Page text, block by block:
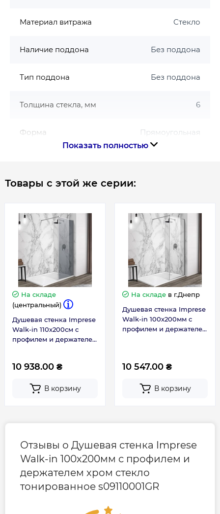
Материал витража Стекло
Наличие поддона Без поддона
Тип поддона Без поддона
Толщина стекла, мм 6
Форма Прямоугольная
Страна производства
Габариты, размеры, вес
Высота, см
Длина, см 100
Габариты
Гарантия
Гарантия производителя, мес
Показать полностью
Товары с этой же серии:
На складе
(центральный)
Душевая стенка Imprese
Walk-in 110х200см с
профилем и держателем
s09111001GR
10 938.00 ₴
В корзину
На складе в г.Днепр
Душевая стенка Imprese
Walk-in 100х200мм с
профилем и держателем
10 547.00 ₴
В корзину
Отзывы о Душевая стенка Imprese
Walk-in 100х200мм с профилем и
держателем хром стекло
тонированное s09110001GR